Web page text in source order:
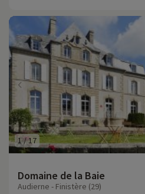
1/17
Domaine de la Baie
Audierne - Finistère (29)